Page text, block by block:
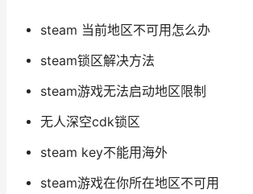
steam 当前地区不可用怎么办
steam锁区解决方法
steam游戏无法启动地区限制
无人深空cdk锁区
steam key不能用海外
steam游戏在你所在地区不可用